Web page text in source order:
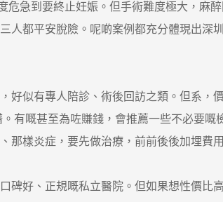
急到要終止妊娠。但手術難度極大，麻
都平安脫險。呢啲案例都充分體現出深
似有專人陪診、術後回訪之類。但系，
有嘅甚至為咗賺錢，會推薦一些不必要嘅
那樣炎症，要先做治療，前前後後加埋費
好、正規嘅私立醫院。但如果想性價比